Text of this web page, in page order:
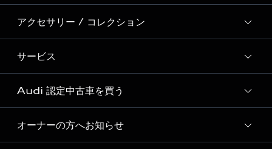
Audi Sport
Formula 1®
デジタルサービス
新車在庫検索
試乗車・展示車検索
見積り依頼
試乗予約
モデル一覧
特別仕様モデル / 限定モデル
e-tronラインアップ
価格シミュレーション
車両比較
アクセサリー / コレクション
純正アクセサリー
オンラインショップ
Audi collection
アウディナビアプリ
サービス
サービス入庫予約
サービスプログラム
メンテナンス
Audi 認定中古車を買う
Audi認定中古車
オーナーの方へお知らせ